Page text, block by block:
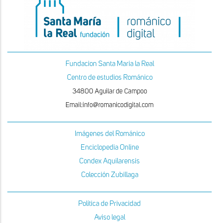
Fundacion Santa Maria la Real
Centro de estudios Románico
34800 Aguilar de Campoo
Email:info@romanicodigital.com
Imágenes del Románico
Enciclopedia Online
Condex Aquilarensis
Colección Zubillaga
Política de Privacidad
Aviso legal